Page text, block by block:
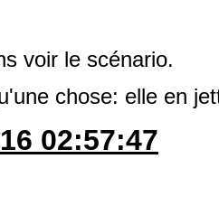
voir le scénario.
chose: elle en
02:57:47